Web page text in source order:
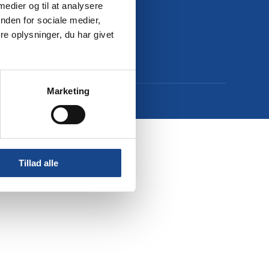
og til at analysere
for sociale medier,
oplysninger, du har givet
Marketing
Tillad alle